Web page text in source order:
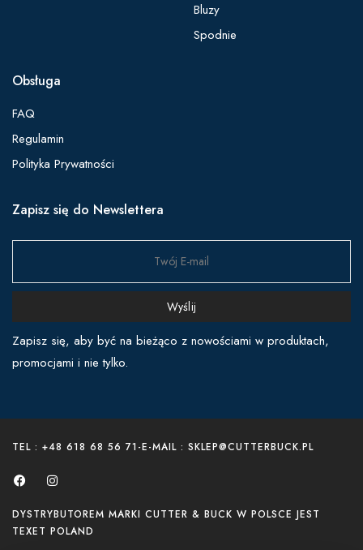
Bluzy
Spodnie
Obsługa
FAQ
Regulamin
Polityka Prywatności
Zapisz się do Newslettera
Wyślij
Zapisz się, aby być na bieżąco z nowościami w produktach,
promocjami i nie tylko.
TEL : +48 618 68 56 71 -E-MAIL : SKLEP@CUTTERBUCK.PL
DYSTRYBUTOREM MARKI CUTTER & BUCK W POLSCE JEST
TEXET POLAND